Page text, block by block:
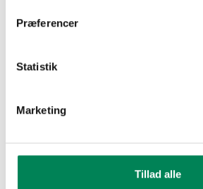
Præferencer
Statistik
Marketing
Tillad alle
et omfattende
planter
Databasen indeholder